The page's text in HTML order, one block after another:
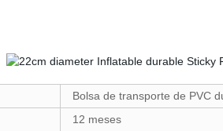
Bolsa de transporte de PVC
12 meses